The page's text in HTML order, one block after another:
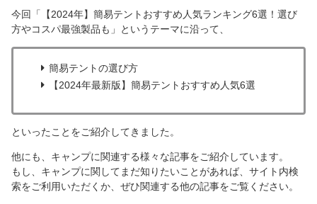
今回「【2024年】簡易テントおすすめ人気ランキング6選！選び
方やコスパ最強製品も」というテーマに沿って、
簡易テントの選び方
【2024年最新版】簡易テントおすすめ人気6選
といったことをご紹介してきました。
他にも、キャンプに関連する様々な記事をご紹介しています。
もし、キャンプに関してまだ知りたいことがあれば、サイト内検
索をご利用いただくか、ぜひ関連する他の記事をご覧ください。